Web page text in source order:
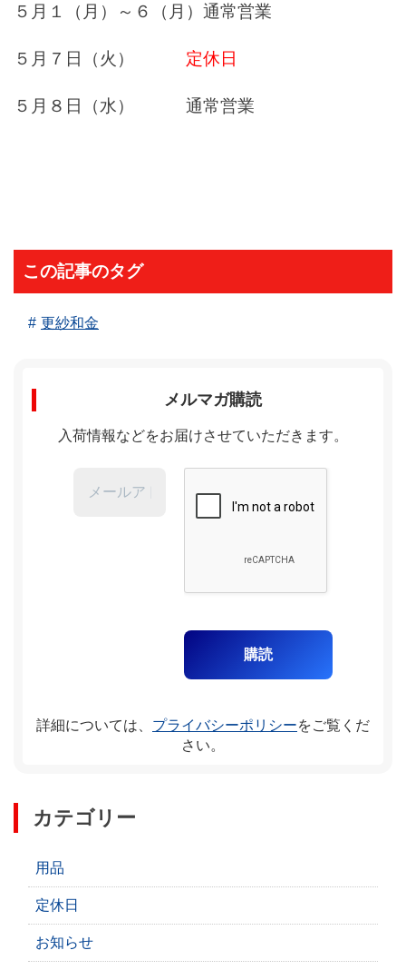
５月１（月）～６（月）通常営業
５月７日（火） 定休日
５月８日（水） 通常営業
この記事のタグ
更紗和金
メルマガ購読
入荷情報などをお届けさせていただきます。
詳細については、 プライバシーポリシーをご覧くだ
さい。
カテゴリー
用品
定休日
お知らせ